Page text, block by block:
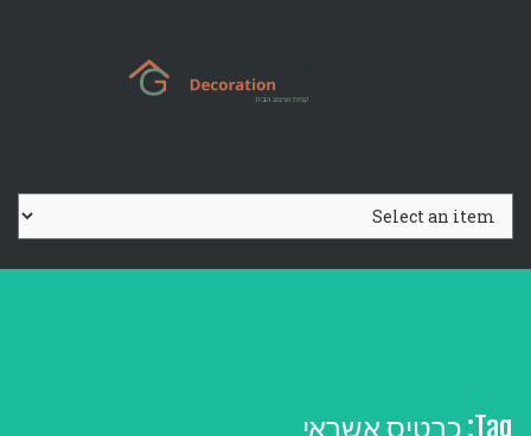
Tag: כרטיס אשראי